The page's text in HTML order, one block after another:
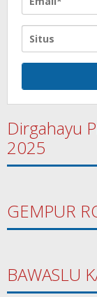
Dirgahayu
2025
GEMPUR
BAWASLU